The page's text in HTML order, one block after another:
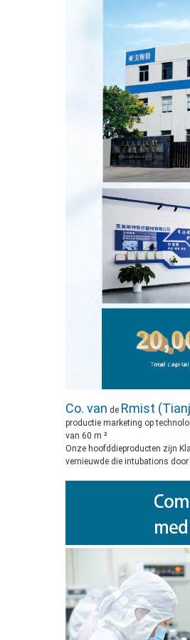
Co. van de Rmist
productie marketing op
van 60 m ²
Onze hoofddieproducten zijn
vernieuwde die intubations